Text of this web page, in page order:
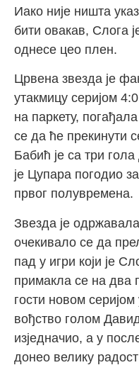
Иако није ништа
бити овакав, Слога
однесе цео плен.
Црвена звезда је
утакмицу серијом
на паркету,
се да ће прекинути
Бабић је са три
је Цупара погодио
првог полувремена.
Звезда је
очекивало се да
пад у игри који је
примакла се на два
гости новом
вођство голом
изједначио, а у
донео велику